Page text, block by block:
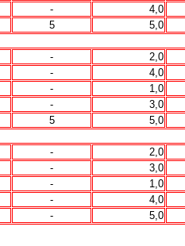
- 4,0
5 5,0
- 2,0
- 4,0
- 1,0
- 3,0
5 5,0
- 2,0
- 3,0
- 1,0
- 4,0
- 5,0